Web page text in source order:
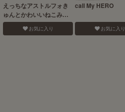
えっちなアストルフォき
ゅんとかわいいねこみみ
☆
お気に入り
call My HERO
お気に入り